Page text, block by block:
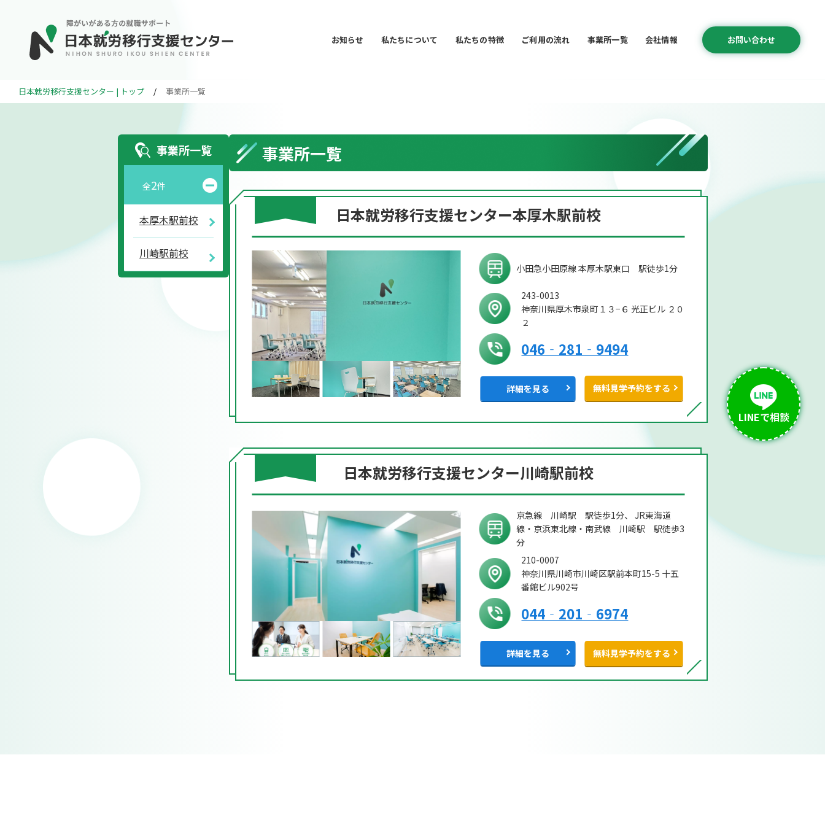
お知らせ 私たちについて 私たちの特徴 ご利用の流れ 事業所一覧 会社情報 お問い合わせ
LINEで相談
事業所一覧
会社情報
お問い合わせ
日本就労移行支援センター | トップ / 事業所一覧
事業所一覧
全2件
本厚木駅前校
川崎駅前校
事業所一覧
日本就労移行支援センター本厚木駅前校
小田急小田原線 本厚木駅東口 駅徒歩1分
243-0013
神奈川県厚木市泉町１３−６ 光正ビル ２０
２
046‐281‐9494
詳細を見る 無料見学予約をする
日本就労移行支援センター川崎駅前校
京急線 川崎駅 駅徒歩1分、 JR東海道
線・京浜東北線・南武線 川崎駅 駅徒歩3
分
210-0007
神奈川県川崎市川崎区駅前本町15-5 十五
番館ビル902号
044‐201‐6974
詳細を見る 無料見学予約をする